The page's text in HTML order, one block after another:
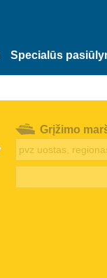
Specialūs
Grįžimo